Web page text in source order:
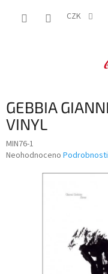
CZK
GEBBIA
VINYL
MIN76-1
Průměrné
Neohodnoceno